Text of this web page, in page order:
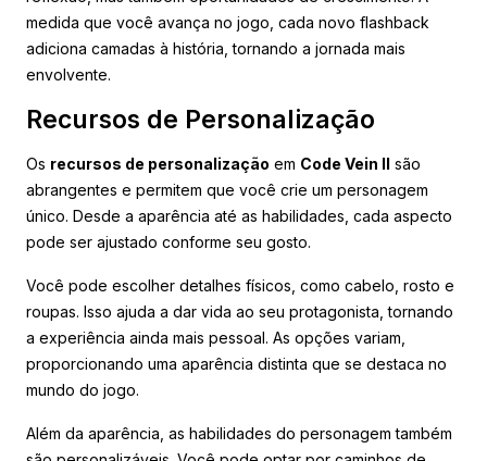
medida que você avança no jogo, cada novo flashback
adiciona camadas à história, tornando a jornada mais
envolvente.
Recursos de Personalização
Os recursos de personalização em Code Vein II são
abrangentes e permitem que você crie um personagem
único. Desde a aparência até as habilidades, cada aspecto
pode ser ajustado conforme seu gosto.
Você pode escolher detalhes físicos, como cabelo, rosto e
roupas. Isso ajuda a dar vida ao seu protagonista, tornando
a experiência ainda mais pessoal. As opções variam,
proporcionando uma aparência distinta que se destaca no
mundo do jogo.
Além da aparência, as habilidades do personagem também